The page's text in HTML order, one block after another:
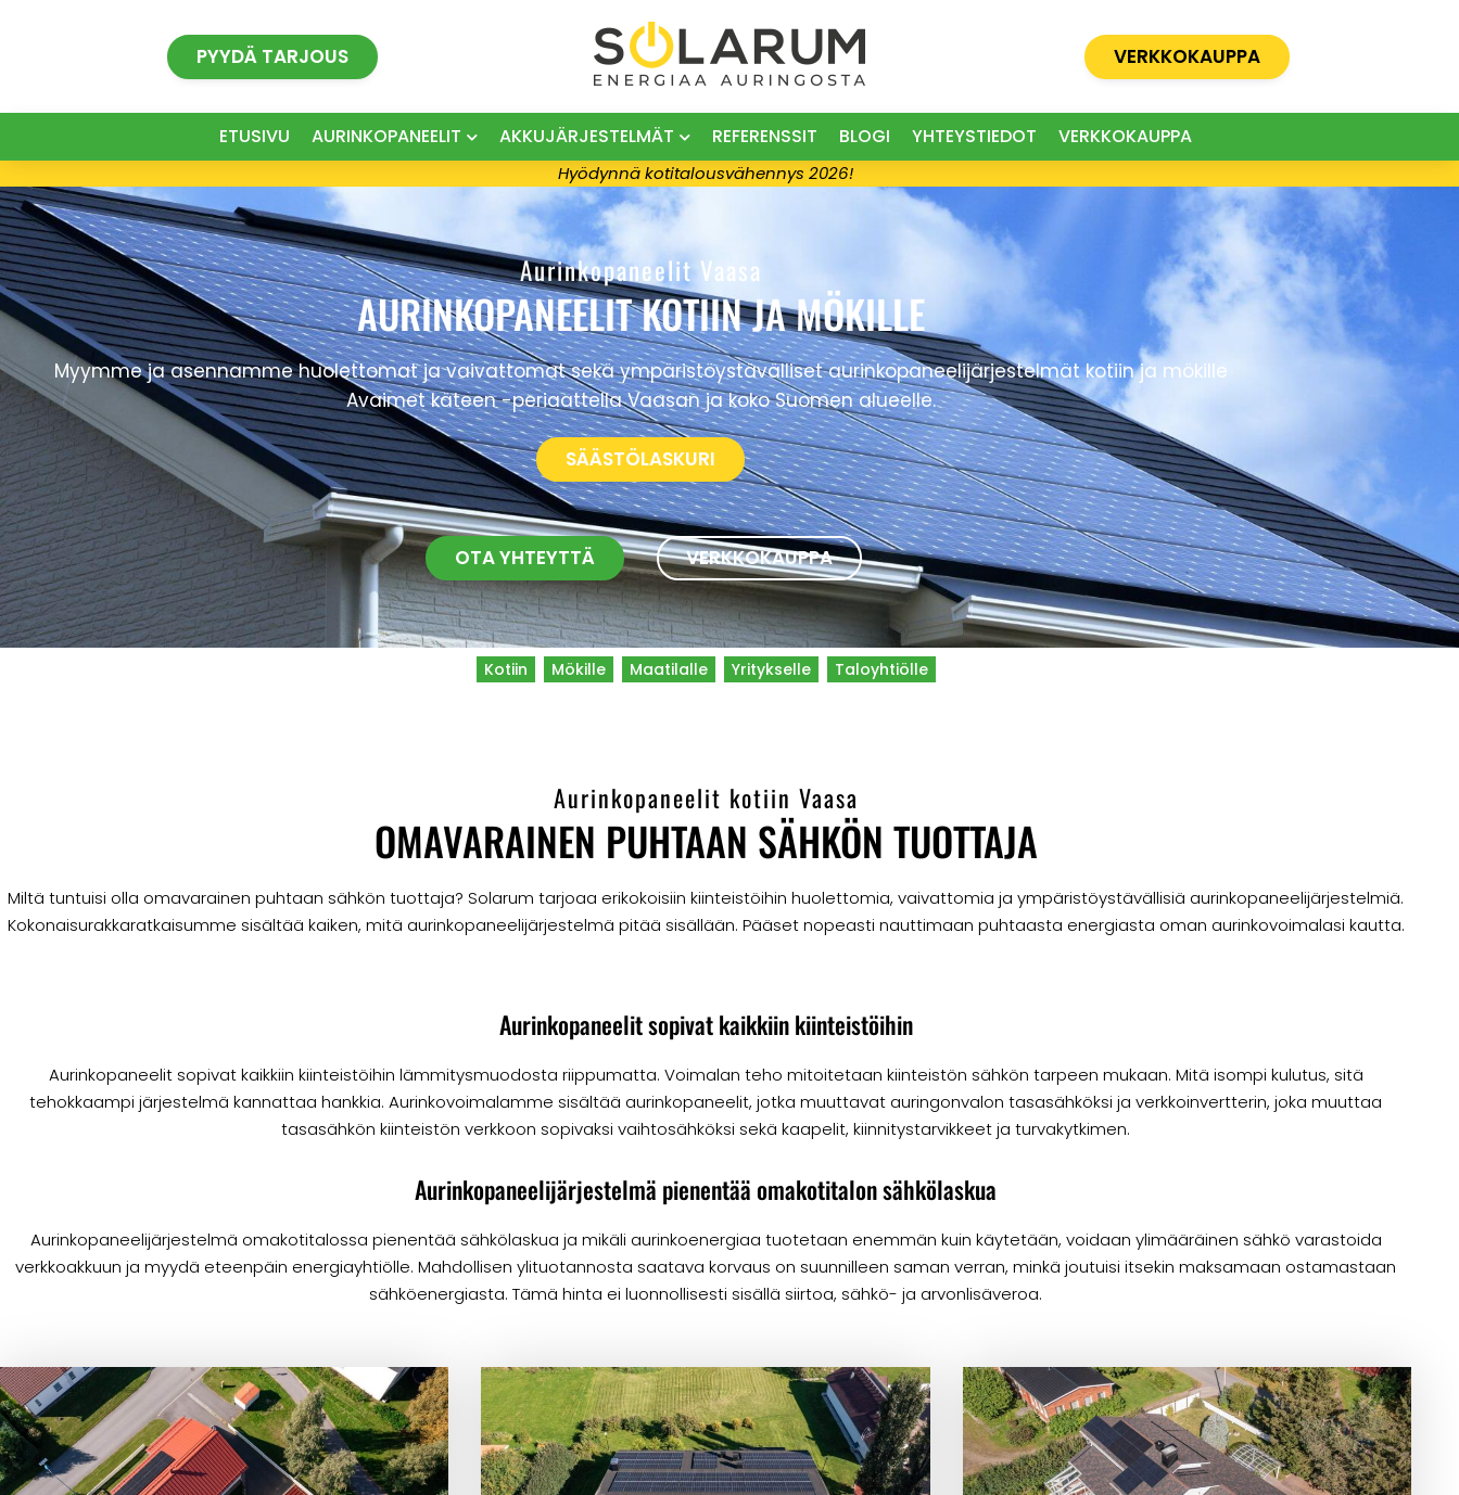
PYYDÄ TARJOUS VERKKOKAUPPA
ETUSIVU AURINKOPANEELIT AKKUJÄRJESTELMÄT REFERENSSIT BLOGI YHTEYSTIEDOT VERKKOKAUPPA
Hyödynnä kotitalousvähennys 2026!
Aurinkopaneelit Vaasa
AURINKOPANEELIT KOTIIN JA MÖKILLE
Myymme ja asennamme huolettomat ja vaivattomat sekä ympäristöystävälliset aurinkopaneelijärjestelmät kotiin ja mökille
Avaimet käteen -periaattella Vaasan ja koko Suomen alueelle.
SÄÄSTÖLASKURI
OTA YHTEYTTÄ VERKKOKAUPPA
Kotiin Mökille Maatilalle Yritykselle Taloyhtiölle
Aurinkopaneelit kotiin Vaasa
OMAVARAINEN PUHTAAN SÄHKÖN TUOTTAJA
Miltä tuntuisi olla omavarainen puhtaan sähkön tuottaja? Solarum tarjoaa erikokoisiin kiinteistöihin huolettomia, vaivattomia ja ympäristöystävällisiä aurinkopaneelijärjestelmiä.
Kokonaisurakkaratkaisumme sisältää kaiken, mitä aurinkopaneelijärjestelmä pitää sisällään. Pääset nopeasti nauttimaan puhtaasta energiasta oman aurinkovoimalasi kautta.
Aurinkopaneelit sopivat kaikkiin kiinteistöihin
Aurinkopaneelit sopivat kaikkiin kiinteistöihin lämmitysmuodosta riippumatta. Voimalan teho mitoitetaan kiinteistön sähkön tarpeen mukaan. Mitä isompi kulutus, sitä
tehokkaampi järjestelmä kannattaa hankkia. Aurinkovoimalamme sisältää aurinkopaneelit, jotka muuttavat auringonvalon tasasähköksi ja verkkoinvertterin, joka muuttaa
tasasähkön kiinteistön verkkoon sopivaksi vaihtosähköksi sekä kaapelit, kiinnitystarvikkeet ja turvakytkimen.
Aurinkopaneelijärjestelmä pienentää omakotitalon sähkölaskua
Aurinkopaneelijärjestelmä omakotitalossa pienentää sähkölaskua ja mikäli aurinkoenergiaa tuotetaan enemmän kuin käytetään, voidaan ylimääräinen sähkö varastoida
verkkoakkuun ja myydä eteenpäin energiayhtiölle. Mahdollisen ylituotannosta saatava korvaus on suunnilleen saman verran, minkä joutuisi itsekin maksamaan ostamastaan
sähköenergiasta. Tämä hinta ei luonnollisesti sisällä siirtoa, sähkö- ja arvonlisäveroa.